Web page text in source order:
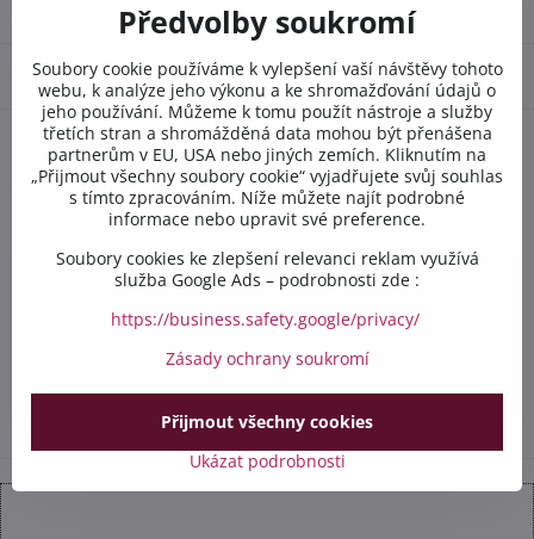
Diskuse 0
Potřebujete poradit s
objednávkou?
Kontaktujte nás PO-PÁ 8:00 - 16:00:
+420 412 528 367
Předvolby soukromí
Soubory cookie používáme k vylepšení vaší návštěvy tohoto
webu, k analýze jeho výkonu a ke shromažďování údajů o
jeho používání. Můžeme k tomu použít nástroje a služby
třetích stran a shromážděná data mohou být přenášena
partnerům v EU, USA nebo jiných zemích. Kliknutím na
„Přijmout všechny soubory cookie“ vyjadřujete svůj souhlas
s tímto zpracováním. Níže můžete najít podrobné
informace nebo upravit své preference.
Soubory cookies ke zlepšení relevanci reklam využívá
služba Google Ads – podrobnosti zde :
https://business.safety.google/privacy/
Zásady ochrany soukromí
Ukázat podrobnosti
Přijmout všechny cookies